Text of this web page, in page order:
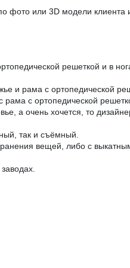
фото или 3D модели
решеткой и в
и рама с ортопедической
с ортопедической
а очень хочется, то
так и съёмный.
вещей, либо с